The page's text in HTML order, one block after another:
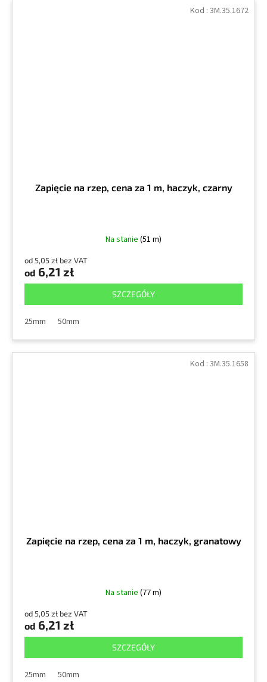
Zapięcie na rzep, cena za 1 m, haczyk, czarny
Na stanie (51 m)
od 5,05 zł bez VAT
od 6,21 zł
SZCZEGÓŁY
25mm 50mm
Kod : 3M.35.1672
Zapięcie na rzep, cena za 1 m, haczyk, granatowy
Na stanie (77 m)
od 5,05 zł bez VAT
od 6,21 zł
SZCZEGÓŁY
25mm 50mm
Kod : 3M.35.1658